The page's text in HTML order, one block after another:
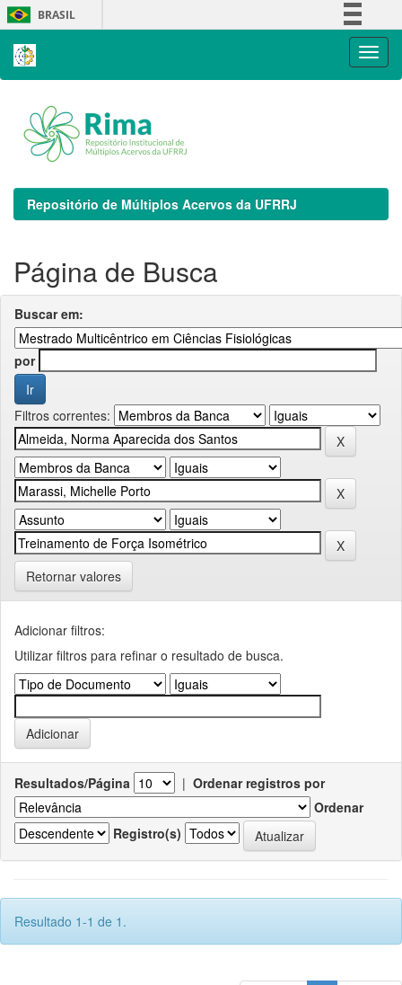
Skip
navigation
BRASIL
Repositório de Múltiplos Acervos da UFRRJ
Página de Busca
Buscar em:
por
Filtros correntes:
Retornar valores
Adicionar filtros:
Utilizar filtros para refinar o resultado de busca.
Resultados/Página | Ordenar registros por
Ordenar
Registro(s)
Resultado 1-1 de 1.